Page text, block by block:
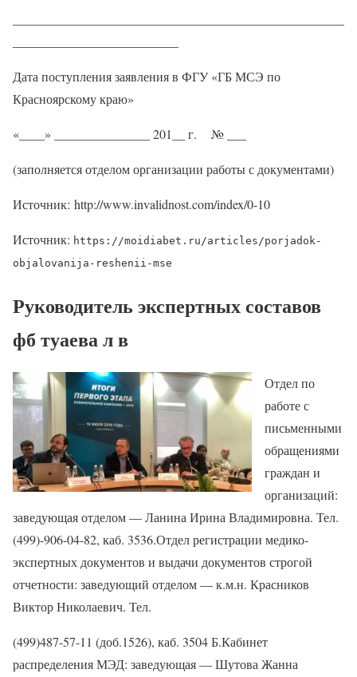
Дата поступления заявления в ФГУ «ГБ МСЭ по
Красноярскому краю»
«____» _______________ 201__ г. № ___
(заполняется отделом организации работы с документами)
Источник: http://www.invalidnost.com/index/0-10
Источник: https://moidiabet.ru/articles/porjadok-
objalovanija-reshenii-mse
Руководитель экспертных составов
фб туаева л в
Отдел по
работе с
письменными
обращениями
граждан и
организаций:
заведующая отделом — Ланина Ирина Владимировна. Тел.
(499)-906-04-82, каб. 3536.Отдел регистрации медико-
экспертных документов и выдачи документов строгой
отчетности: заведующий отделом — к.м.н. Красников
Виктор Николаевич. Тел.
(499)487-57-11 (доб.1526), каб. 3504 Б.Кабинет
распределения МЭД: заведующая — Шутова Жанна